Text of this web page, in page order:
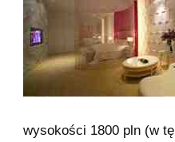
wysokości 1800 pln (w